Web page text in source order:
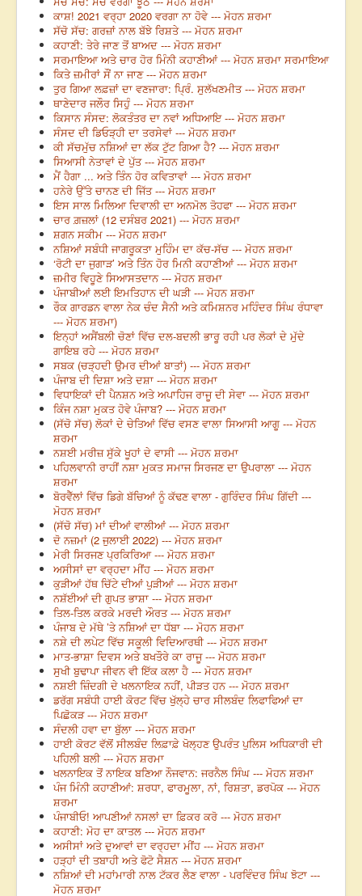
ਕਾਸ਼! 2021 ਵਰ੍ਹਾ 2020 ਵਰਗਾ ਨਾ ਹੋਵੇ --- ਮੋਹਨ ਸ਼ਰਮਾ
ਸੱਚੋ ਸੱਚ: ਗਰਜ਼ਾਂ ਨਾਲ ਬੱਝੇ ਰਿਸ਼ਤੇ --- ਮੋਹਨ ਸ਼ਰਮਾ
ਕਹਾਣੀ: ਤੇਰੇ ਜਾਣ ਤੋਂ ਬਾਅਦ --- ਮੋਹਨ ਸ਼ਰਮਾ
ਸਰਮਾਇਆ ਅਤੇ ਚਾਰ ਹੋਰ ਮਿੰਨੀ ਕਹਾਣੀਆਂ --- ਮੋਹਨ ਸ਼ਰਮਾ ਸਰਮਾਇਆ
ਕਿਤੇ ਜ਼ਮੀਰਾਂ ਸੌਂ ਨਾ ਜਾਣ --- ਮੋਹਨ ਸ਼ਰਮਾ
ਤੁਰ ਗਿਆ ਲਫ਼ਜ਼ਾਂ ਦਾ ਵਣਜਾਰਾ: ਪ੍ਰਿੰ. ਸੁਲੱਖਣਮੀਤ --- ਮੋਹਨ ਸ਼ਰਮਾ
ਥਾਣੇਦਾਰ ਜਲੌਰ ਸਿਹੁੰ --- ਮੋਹਨ ਸ਼ਰਮਾ
ਕਿਸਾਨ ਸੰਸਦ: ਲੋਕਤੰਤਰ ਦਾ ਨਵਾਂ ਅਧਿਆਇ --- ਮੋਹਨ ਸ਼ਰਮਾ
ਸੰਸਦ ਦੀ ਡਿਓੜ੍ਹੀ ਦਾ ਤਰਸੇਵਾਂ --- ਮੋਹਨ ਸ਼ਰਮਾ
ਕੀ ਸੱਚਮੁੱਚ ਨਸ਼ਿਆਂ ਦਾ ਲੱਕ ਟੁੱਟ ਗਿਆ ਹੈ? --- ਮੋਹਨ ਸ਼ਰਮਾ
ਸਿਆਸੀ ਨੇਤਾਵਾਂ ਦੇ ਪੁੱਤ --- ਮੋਹਨ ਸ਼ਰਮਾ
ਮੈਂ ਹੈਗਾ ... ਅਤੇ ਤਿੰਨ ਹੋਰ ਕਵਿਤਾਵਾਂ --- ਮੋਹਨ ਸ਼ਰਮਾ
ਹਨੇਰੇ ਉੱਤੇ ਚਾਨਣ ਦੀ ਜਿੱਤ --- ਮੋਹਨ ਸ਼ਰਮਾ
ਇਸ ਸਾਲ ਮਿਲਿਆ ਦਿਵਾਲੀ ਦਾ ਅਨਮੋਲ ਤੋਹਫਾ --- ਮੋਹਨ ਸ਼ਰਮਾ
ਚਾਰ ਗ਼ਜ਼ਲਾਂ (12 ਦਸੰਬਰ 2021) --- ਮੋਹਨ ਸ਼ਰਮਾ
ਸ਼ਗਨ ਸਕੀਮ --- ਮੋਹਨ ਸ਼ਰਮਾ
ਨਸ਼ਿਆਂ ਸਬੰਧੀ ਜਾਗਰੂਕਤਾ ਮੁਹਿੰਮ ਦਾ ਕੱਚ-ਸੱਚ --- ਮੋਹਨ ਸ਼ਰਮਾ
‘ਰੋਟੀ ਦਾ ਜੁਗਾੜ’ ਅਤੇ ਤਿੰਨ ਹੋਰ ਮਿਨੀ ਕਹਾਣੀਆਂ --- ਮੋਹਨ ਸ਼ਰਮਾ
ਜ਼ਮੀਰ ਵਿਹੂਣੇ ਸਿਆਸਤਦਾਨ --- ਮੋਹਨ ਸ਼ਰਮਾ
ਪੰਜਾਬੀਆਂ ਲਈ ਇਮਤਿਹਾਨ ਦੀ ਘੜੀ --- ਮੋਹਨ ਸ਼ਰਮਾ
ਰੌਕ ਗਾਰਡਨ ਵਾਲਾ ਨੇਕ ਚੰਦ ਸੈਨੀ ਅਤੇ ਕਮਿਸ਼ਨਰ ਮਹਿੰਦਰ ਸਿੰਘ ਰੰਧਾਵਾ
--- ਮੋਹਨ ਸ਼ਰਮਾ)
ਇਨ੍ਹਾਂ ਅਸੈਂਬਲੀ ਚੋਣਾਂ ਵਿੱਚ ਦਲ-ਬਦਲੀ ਭਾਰੂ ਰਹੀ ਪਰ ਲੋਕਾਂ ਦੇ ਮੁੱਦੇ
ਗਾਇਬ ਰਹੇ --- ਮੋਹਨ ਸ਼ਰਮਾ
ਸਬਕ (ਚੜ੍ਹਦੀ ਉਮਰ ਦੀਆਂ ਬਾਤਾਂ) --- ਮੋਹਨ ਸ਼ਰਮਾ
ਪੰਜਾਬ ਦੀ ਦਿਸ਼ਾ ਅਤੇ ਦਸ਼ਾ --- ਮੋਹਨ ਸ਼ਰਮਾ
ਵਿਧਾਇਕਾਂ ਦੀ ਪੈਨਸ਼ਨ ਅਤੇ ਅਪਾਹਿਜ ਰਾਜੂ ਦੀ ਸੇਵਾ --- ਮੋਹਨ ਸ਼ਰਮਾ
ਕਿੰਜ ਨਸ਼ਾ ਮੁਕਤ ਹੋਵੇ ਪੰਜਾਬ? --- ਮੋਹਨ ਸ਼ਰਮਾ
(ਸੱਚੋ ਸੱਚ) ਲੋਕਾਂ ਦੇ ਚੇਤਿਆਂ ਵਿੱਚ ਵਸਣ ਵਾਲਾ ਸਿਆਸੀ ਆਗੂ --- ਮੋਹਨ
ਸ਼ਰਮਾ
ਨਸ਼ਈ ਮਰੀਜ਼ ਸੁੱਕੇ ਖੂਹਾਂ ਦੇ ਵਾਸੀ --- ਮੋਹਨ ਸ਼ਰਮਾ
ਪਹਿਲਵਾਨੀ ਰਾਹੀਂ ਨਸ਼ਾ ਮੁਕਤ ਸਮਾਜ ਸਿਰਜਣ ਦਾ ਉਪਰਾਲਾ --- ਮੋਹਨ
ਸ਼ਰਮਾ
ਬੋਰਵੈੱਲਾਂ ਵਿੱਚ ਡਿਗੇ ਬੱਚਿਆਂ ਨੂੰ ਕੱਢਣ ਵਾਲਾ - ਗੁਰਿੰਦਰ ਸਿੰਘ ਗਿੱਦੀ ---
ਮੋਹਨ ਸ਼ਰਮਾ
(ਸੱਚੋ ਸੱਚ) ਮਾਂ ਦੀਆਂ ਵਾਲੀਆਂ --- ਮੋਹਨ ਸ਼ਰਮਾ
ਦੋ ਨਜ਼ਮਾਂ (2 ਜੁਲਾਈ 2022) --- ਮੋਹਨ ਸ਼ਰਮਾ
ਮੇਰੀ ਸਿਰਜਣ ਪ੍ਰਕਿਰਿਆ --- ਮੋਹਨ ਸ਼ਰਮਾ
ਅਸੀਸਾਂ ਦਾ ਵਰ੍ਹਦਾ ਮੀਂਹ --- ਮੋਹਨ ਸ਼ਰਮਾ
ਕੁੜੀਆਂ ਹੱਥ ਚਿੱਟੇ ਦੀਆਂ ਪੁੜੀਆਂ --- ਮੋਹਨ ਸ਼ਰਮਾ
ਨਸ਼ੱਈਆਂ ਦੀ ਗੁਪਤ ਭਾਸ਼ਾ --- ਮੋਹਨ ਸ਼ਰਮਾ
ਤਿਲ-ਤਿਲ ਕਰਕੇ ਮਰਦੀ ਔਰਤ --- ਮੋਹਨ ਸ਼ਰਮਾ
ਪੰਜਾਬ ਦੇ ਮੱਥੇ ’ਤੇ ਨਸ਼ਿਆਂ ਦਾ ਧੱਬਾ --- ਮੋਹਨ ਸ਼ਰਮਾ
ਨਸ਼ੇ ਦੀ ਲਪੇਟ ਵਿੱਚ ਸਕੂਲੀ ਵਿਦਿਆਰਥੀ --- ਮੋਹਨ ਸ਼ਰਮਾ
ਮਾਤ-ਭਾਸ਼ਾ ਦਿਵਸ ਅਤੇ ਬਖਤੌਰੇ ਕਾ ਰਾਜੂ --- ਮੋਹਨ ਸ਼ਰਮਾ
ਸੁਖੀ ਬੁਢਾਪਾ ਜੀਵਨ ਵੀ ਇੱਕ ਕਲਾ ਹੈ --- ਮੋਹਨ ਸ਼ਰਮਾ
ਨਸ਼ਈ ਜ਼ਿੰਦਗੀ ਦੇ ਖਲਨਾਇਕ ਨਹੀਂ, ਪੀੜਤ ਹਨ --- ਮੋਹਨ ਸ਼ਰਮਾ
ਡਰੱਗ ਸਬੰਧੀ ਹਾਈ ਕੋਰਟ ਵਿੱਚ ਖੁੱਲ੍ਹੇ ਚਾਰ ਸੀਲਬੰਦ ਲਿਫਾਫਿਆਂ ਦਾ
ਪਿਛੋਕੜ --- ਮੋਹਨ ਸ਼ਰਮਾ
ਸੰਦਲੀ ਹਵਾ ਦਾ ਬੁੱਲਾ --- ਮੋਹਨ ਸ਼ਰਮਾ
ਹਾਈ ਕੋਰਟ ਵੱਲੋਂ ਸੀਲਬੰਦ ਲਿਫ਼ਾਫ਼ੇ ਖੋਲ੍ਹਣ ਉਪਰੰਤ ਪੁਲਿਸ ਅਧਿਕਾਰੀ ਦੀ
ਪਹਿਲੀ ਬਲੀ --- ਮੋਹਨ ਸ਼ਰਮਾ
ਖਲਨਾਇਕ ਤੋਂ ਨਾਇਕ ਬਣਿਆ ਨੌਜਵਾਨ: ਜਰਨੈਲ ਸਿੰਘ --- ਮੋਹਨ ਸ਼ਰਮਾ
ਪੰਜ ਮਿੰਨੀ ਕਹਾਣੀਆਂ: ਸ਼ਰਧਾ, ਫਾਰਮੂਲਾ, ਨਾਂ, ਰਿਸ਼ਤਾ, ਡਰਪੋਕ --- ਮੋਹਨ
ਸ਼ਰਮਾ
ਪੰਜਾਬੀਓ! ਆਪਣੀਆਂ ਨਸਲਾਂ ਦਾ ਫ਼ਿਕਰ ਕਰੋ --- ਮੋਹਨ ਸ਼ਰਮਾ
ਕਹਾਣੀ: ਮੋਹ ਦਾ ਕਾਤਲ --- ਮੋਹਨ ਸ਼ਰਮਾ
ਅਸੀਸਾਂ ਅਤੇ ਦੁਆਵਾਂ ਦਾ ਵਰ੍ਹਦਾ ਮੀਂਹ --- ਮੋਹਨ ਸ਼ਰਮਾ
ਹੜ੍ਹਾਂ ਦੀ ਤਬਾਹੀ ਅਤੇ ਫੋਟੋ ਸੈਸ਼ਨ --- ਮੋਹਨ ਸ਼ਰਮਾ
ਨਸ਼ਿਆਂ ਦੀ ਮਹਾਂਮਾਰੀ ਨਾਲ ਟੱਕਰ ਲੈਣ ਵਾਲਾ - ਪਰਵਿੰਦਰ ਸਿੰਘ ਝੋਟਾ ---
ਮੋਹਨ ਸ਼ਰਮਾ